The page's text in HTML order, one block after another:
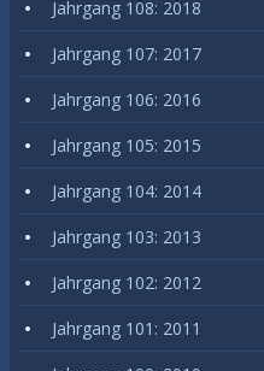
Jahrgang 108: 2018
Jahrgang 107: 2017
Jahrgang 106: 2016
Jahrgang 105: 2015
Jahrgang 104: 2014
Jahrgang 103: 2013
Jahrgang 102: 2012
Jahrgang 101: 2011